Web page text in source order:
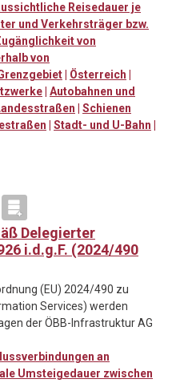
Reisedauer je
und Verkehrsträger bzw.
von
von
Österreich
Autobahnen und
Schienen
Stadt- und U-Bahn
Delegierter
i.d.g.F. (2024/490
(EU) 2024/490 zu
Services) werden
der ÖBB-Infrastruktur AG
an
Umsteigedauer zwischen